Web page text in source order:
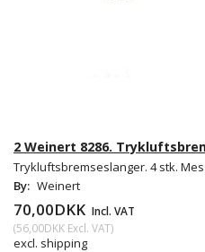
2 Weinert 8286.
Trykluftsbremseslanger. 4 stk.
By: Weinert
70,00DKK Incl. VAT
(56,00DKK Excl. VAT)
excl. shipping